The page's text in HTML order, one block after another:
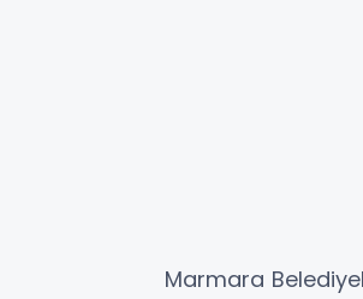
Marmara